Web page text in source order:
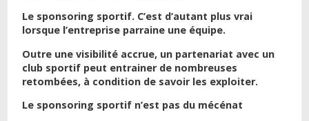
Le sponsoring sportif. C’est d’autant plus vrai
lorsque l’entreprise parraine une équipe.
Outre une visibilité accrue, un partenariat avec un
club sportif peut entrainer de nombreuses
retombées, à condition de savoir les exploiter.
Le sponsoring sportif n’est pas du mécénat